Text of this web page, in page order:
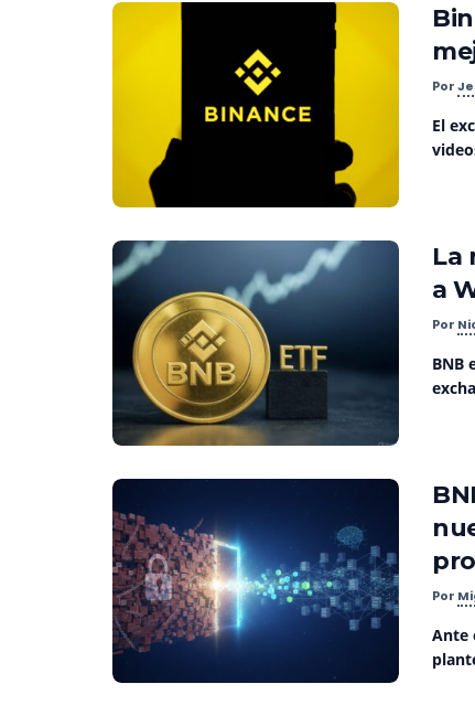
Por
El
La
a
Por
BNB
Por
Ante